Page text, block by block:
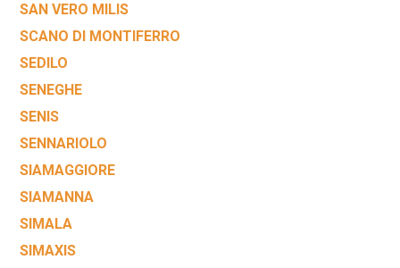
SAN VERO MILIS
SCANO DI MONTIFERRO
SEDILO
SENEGHE
SENIS
SENNARIOLO
SIAMAGGIORE
SIAMANNA
SIMALA
SIMAXIS